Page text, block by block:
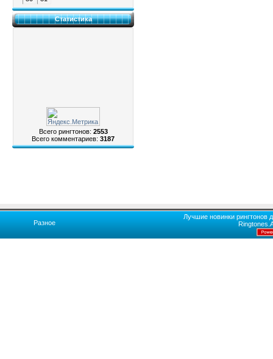
Статистика
Всего рингтонов: 2553
Всего комментариев: 3187
Разное
Лучшие новинки рингтонов